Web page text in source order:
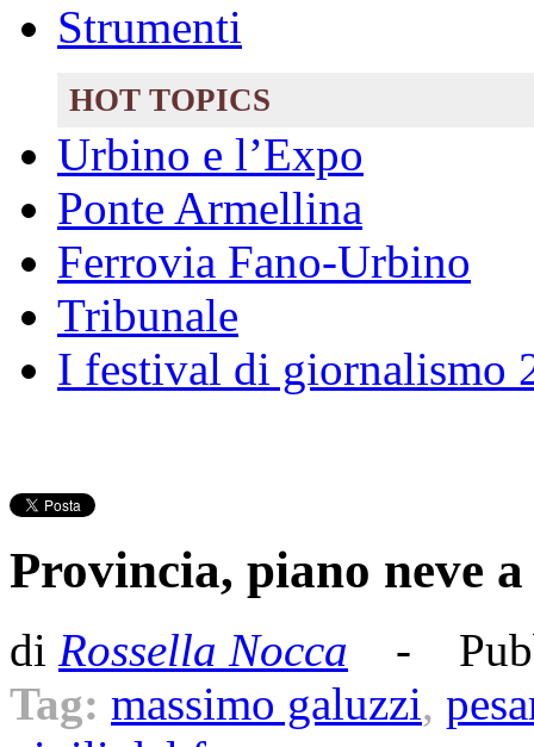
Strumenti
HOT TOPICS
Urbino e l’Expo
Ponte Armellina
Ferrovia Fano-Urbino
Tribunale
I festival di giornalismo
Provincia, piano neve
di Rossella Nocca -
Tag: massimo galuzzi,